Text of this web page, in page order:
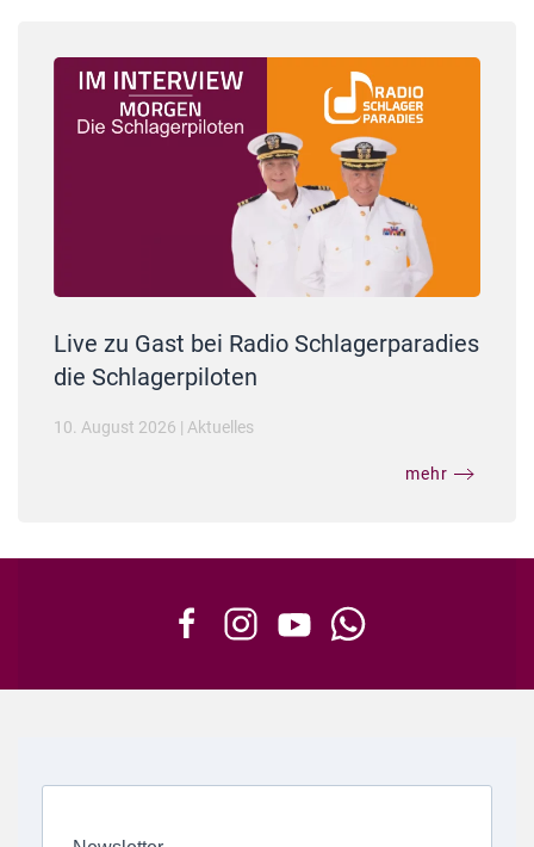
Live zu Gast bei Radio Schlagerparadies
die Schlagerpiloten
10. August 2026 | Aktuelles
mehr